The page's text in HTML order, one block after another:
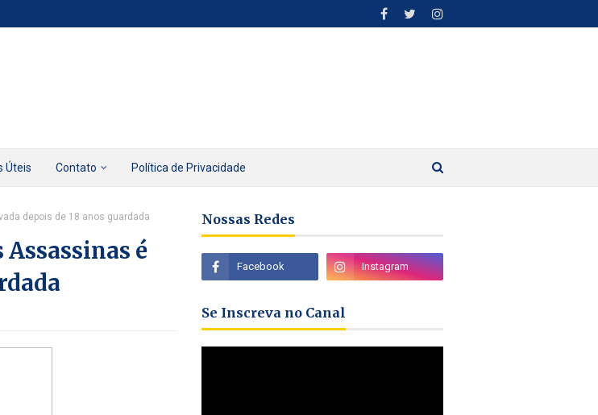
Úteis Contato Política de Privacidade
depois de 18 anos guardada
é
Nossas Redes
Se Inscreva no Canal